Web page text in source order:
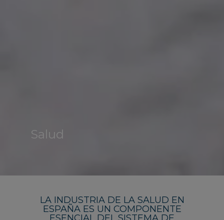
Salud
LA INDUSTRIA DE LA SALUD EN
ESPAÑA ES UN COMPONENTE